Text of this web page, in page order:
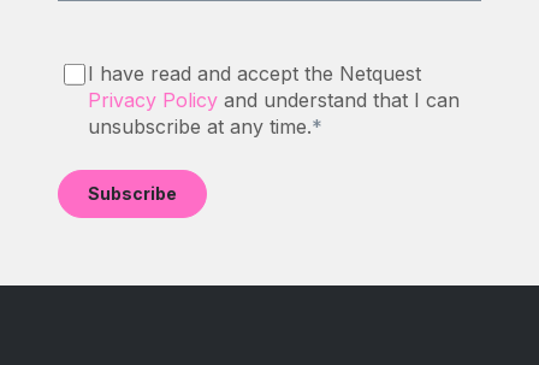
I have read and accept the Netquest
Privacy Policyand understand that I can
unsubscribe at any time.*